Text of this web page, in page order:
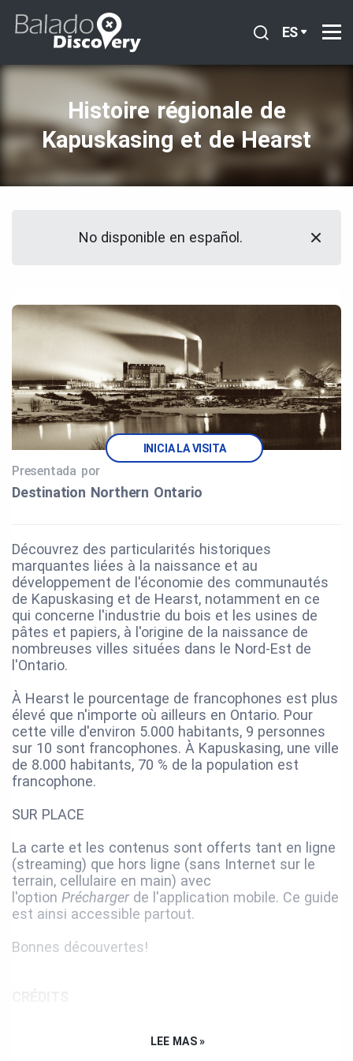
ES
Histoire régionale de
Kapuskasing et de Hearst
No disponible en español.
INICIA LA VISITA
Presentada por
Destination Northern Ontario
Découvrez des particularités historiques
marquantes liées à la naissance et au
développement de l'économie des communautés
de Kapuskasing et de Hearst, notamment en ce
qui concerne l'industrie du bois et les usines de
pâtes et papiers, à l'origine de la naissance de
nombreuses villes situées dans le Nord-Est de
l'Ontario.
À Hearst le pourcentage de francophones est plus
élevé que n'importe où ailleurs en Ontario. Pour
cette ville d'environ 5.000 habitants, 9 personnes
sur 10 sont francophones. À Kapuskasing, une ville
de 8.000 habitants, 70 % de la population est
francophone.
SUR PLACE
La carte et les contenus sont offerts tant en ligne
(streaming) que hors ligne (sans Internet sur le
terrain, cellulaire en main) avec
l'option Préchargerde l'application mobile. Ce guide
est ainsi accessible partout.
Bonnes découvertes!
collaboration de FedNor, de NOHFC, ainsi que des
LEE MAS »